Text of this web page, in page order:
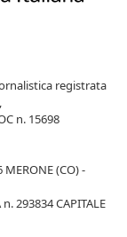
registrata
n. 15698
(CO) -
293834 CAPITALE